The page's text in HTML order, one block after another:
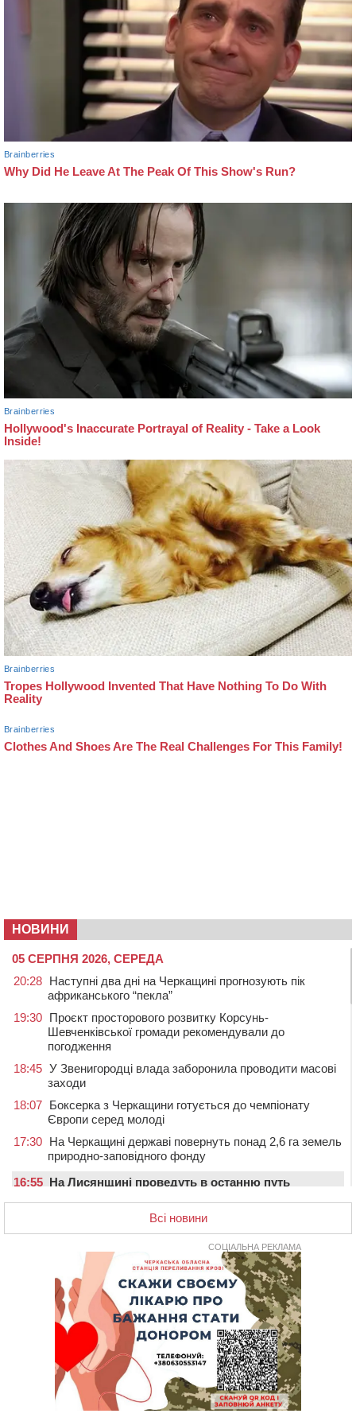
НОВИНИ
05 СЕРПНЯ 2026, СЕРЕДА
20:28 Наступні два дні на Черкащині прогнозують пік
африканського “пекла”
19:30 Проєкт просторового розвитку Корсунь-
Шевченківської громади рекомендували до
погодження
18:45 У Звенигородці влада заборонила проводити масові
заходи
18:07 Боксерка з Черкащини готується до чемпіонату
Європи серед молоді
17:30 На Черкащині державі повернуть понад 2,6 га земель
природно-заповідного фонду
16:55 На Лисянщині проведуть в останню путь
У Дахнівському лісництві екоінспектори натрапили на
незаконне будівництво
У лікарні померла жінка, яку на пішохідному переході
в Черкаському районі збила автівка
Від Чернівців до Бакоти: пів сотні працівників
“Черкасиобленерго” побували у мандрівці
У Монастирищі зустріли військового, який потрапив у
полон під час бою на Київщині
Постраждав водій і неповнолітня пасажирка: у
Чорнобаї мотоцикліст врізався у легковик
Раптово помер: у Черкасах попрощалися із 35-
Всі новини
СОЦІАЛЬНА РЕКЛАМА